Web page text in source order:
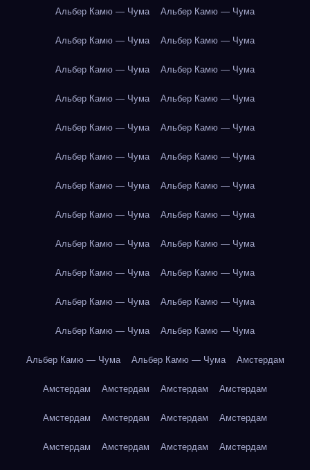
Альбер Камю — Чума Альбер Камю — Чума
Альбер Камю — Чума Альбер Камю — Чума
Альбер Камю — Чума Альбер Камю — Чума
Альбер Камю — Чума Альбер Камю — Чума
Альбер Камю — Чума Альбер Камю — Чума
Альбер Камю — Чума Альбер Камю — Чума
Альбер Камю — Чума Альбер Камю — Чума
Альбер Камю — Чума Альбер Камю — Чума
Альбер Камю — Чума Альбер Камю — Чума
Альбер Камю — Чума Альбер Камю — Чума
Альбер Камю — Чума Альбер Камю — Чума
Альбер Камю — Чума Альбер Камю — Чума
Альбер Камю — Чума Альбер Камю — Чума Амстердам
Амстердам Амстердам Амстердам Амстердам
Амстердам Амстердам Амстердам Амстердам
Амстердам Амстердам Амстердам Амстердам